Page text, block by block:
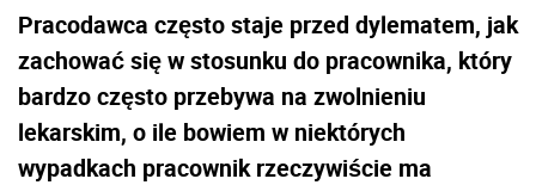
Pracodawca często staje przed dylematem, jak
zachować się w stosunku do pracownika, który
bardzo często przebywa na zwolnieniu
lekarskim, o ile bowiem w niektórych
wypadkach pracownik rzeczywiście ma